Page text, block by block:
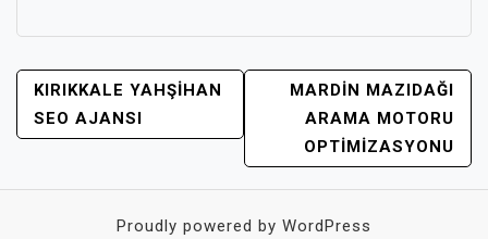
YAZI
GEZINMESI
KIRIKKALE YAHŞIHAN
SEO AJANSI
MARDIN MAZIDAĞI
ARAMA MOTORU
OPTIMIZASYONU
Proudly powered by WordPress